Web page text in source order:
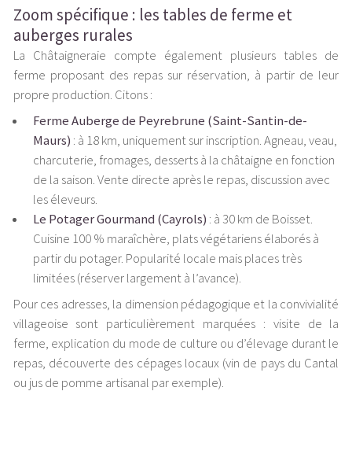
Zoom spécifique : les tables de ferme et
auberges rurales
La Châtaigneraie compte également plusieurs tables de
ferme proposant des repas sur réservation, à partir de leur
propre production. Citons :
Ferme Auberge de Peyrebrune (Saint-Santin-de-
Maurs) : à 18 km, uniquement sur inscription. Agneau, veau,
charcuterie, fromages, desserts à la châtaigne en fonction
de la saison. Vente directe après le repas, discussion avec
les éleveurs.
Le Potager Gourmand (Cayrols) : à 30 km de Boisset.
Cuisine 100 % maraîchère, plats végétariens élaborés à
partir du potager. Popularité locale mais places très
limitées (réserver largement à l’avance).
Pour ces adresses, la dimension pédagogique et la convivialité
villageoise sont particulièrement marquées : visite de la
ferme, explication du mode de culture ou d’élevage durant le
repas, découverte des cépages locaux (vin de pays du Cantal
ou jus de pomme artisanal par exemple).